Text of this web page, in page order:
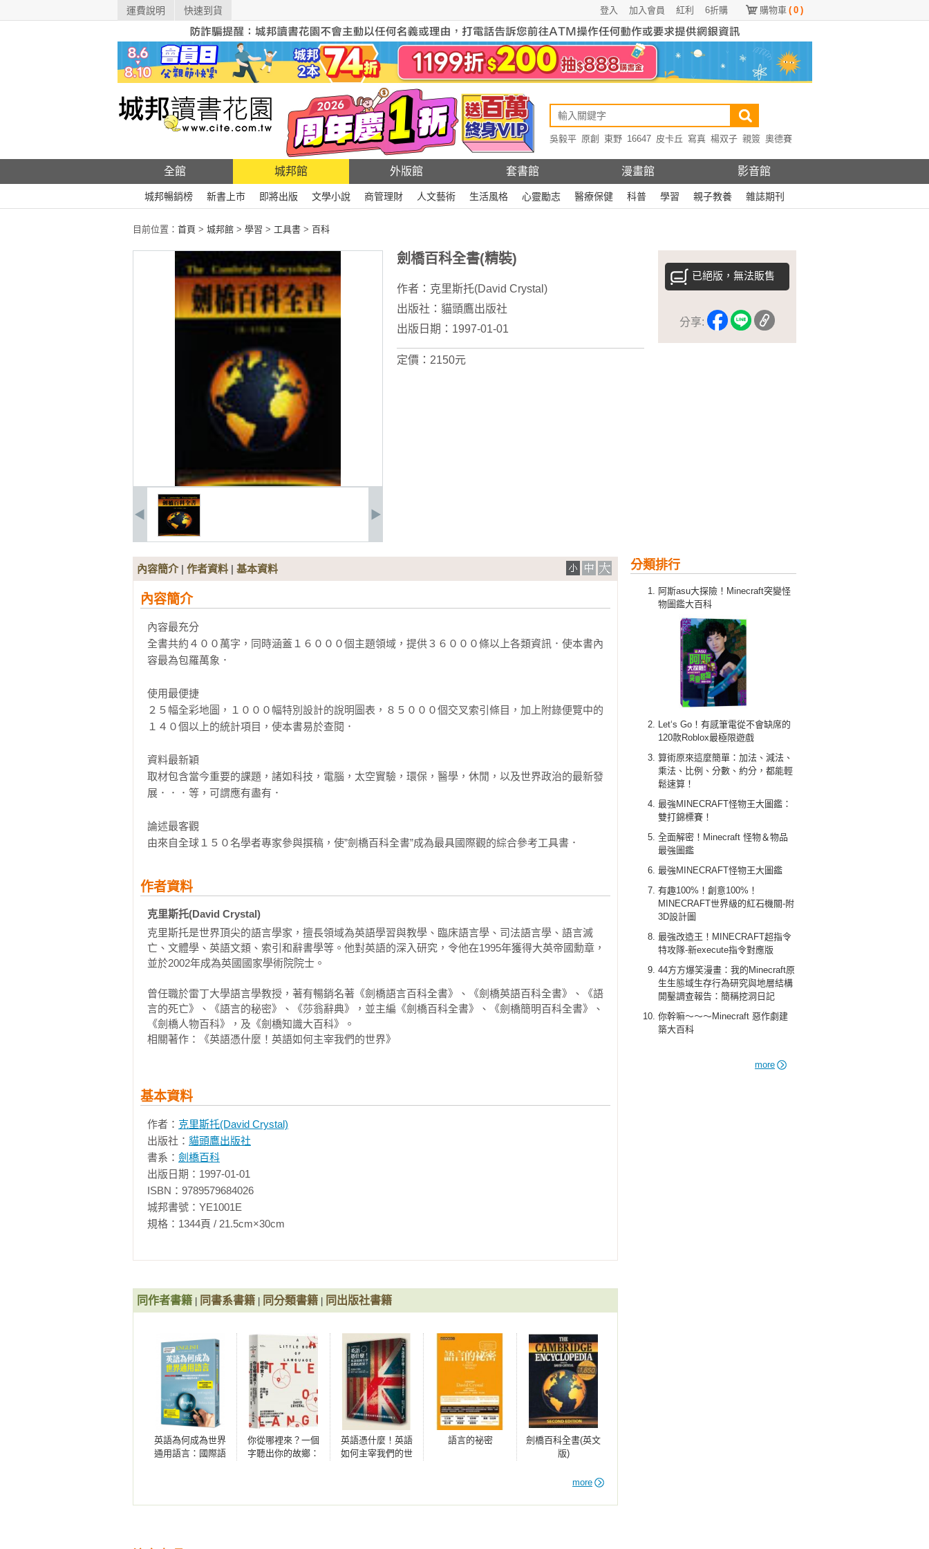
運費說明 快速到貨 購物車 ( 0 )
6折購
紅利
加入會員
登入
吳毅平 原創 東野 16647 皮卡丘 寫真 楊双子 親簽 奧德賽
全館 城邦館 外版館 套書館 漫畫館 影音館
城邦暢銷榜 新書上市 即將出版 文學小說 商管理財 人文藝術 生活風格 心靈勵志 醫療保健 科普 學習 親子教養 雜誌期刊
目前位置： 首頁 > 城邦館 > 學習 > 工具書 > 百科
已絕版，無法販售
分享:
劍橋百科全書(精裝)
作者： 克里斯托(David Crystal)
出版社： 貓頭鷹出版社
出版日期：1997-01-01
定價：2150元
分類排行
阿斯asu大探險！Minecraft突變怪
物圖鑑大百科
Let‘s Go！有感筆電從不會缺席的
120款Roblox最極限遊戲
算術原來這麼簡單：加法、減法、
乘法、比例、分數、約分，都能輕
鬆速算！
最強MINECRAFT怪物王大圖鑑：
雙打錦標賽！
全面解密！Minecraft 怪物＆物品
最強圖鑑
最強MINECRAFT怪物王大圖鑑
有趣100%！創意100%！
MINECRAFT世界級的紅石機關-附
3D設計圖
最強改造王！MINECRAFT超指令
特攻隊-新execute指令對應版
44方方爆笑漫畫：我的Minecraft原
生生態域生存行為研究與地層結構
開鑿調查報告：簡稱挖洞日記
你幹嘛～～～Minecraft 惡作劇建
築大百科
more
內容簡介| 作者資料 | 基本資料
內容簡介
內容最充分
全書共約４００萬字，同時涵蓋１６０００個主題領域，提供３６０００條以上各類資訊．使本書內
容最為包羅萬象．
使用最便捷
２５幅全彩地圖，１０００幅特別設計的說明圖表，８５０００個交叉索引條目，加上附錄便覽中的
１４０個以上的統計項目，使本書易於查閱．
資料最新穎
取材包含當今重要的課題，諸如科技，電腦，太空實驗，環保，醫學，休閒，以及世界政治的最新發
展．．．等，可謂應有盡有．
論述最客觀
由來自全球１５０名學者專家參與撰稿，使”劍橋百科全書”成為最具國際觀的綜合參考工具書．
作者資料
克里斯托(David Crystal)
克里斯托是世界頂尖的語言學家，擅長領域為英語學習與教學、臨床語言學、司法語言學、語言滅
亡、文體學、英語文類、索引和辭書學等。他對英語的深入研究，令他在1995年獲得大英帝國勳章，
並於2002年成為英國國家學術院院士。
曾任職於雷丁大學語言學教授，著有暢銷名著《劍橋語言百科全書》、《劍橋英語百科全書》、《語
言的死亡》、《語言的秘密》、《莎翁辭典》，並主編《劍橋百科全書》、《劍橋簡明百科全書》、
《劍橋人物百科》，及《劍橋知識大百科》。
相關著作：《英語憑什麼！英語如何主宰我們的世界》
基本資料
作者： 克里斯托(David Crystal)
出版社： 貓頭鷹出版社
書系： 劍橋百科
出版日期：1997-01-01
ISBN：9789579684026
城邦書號：YE1001E
規格：1344頁 / 21.5cm×30cm
同作者書籍 同書系書籍 同分類書籍 同出版社書籍
英語為何成為世界
通用語言：國際語
言，又是否會因AI
你從哪裡來？一個
字聽出你的故鄉：
增進生而為人的獨
英語憑什麼！英語
如何主宰我們的世
語言的祕密
劍橋百科全書(英文
版)
more